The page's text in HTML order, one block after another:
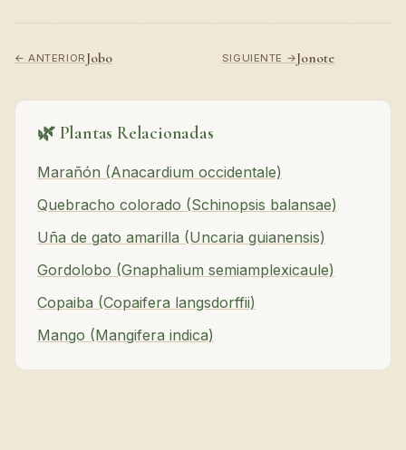
← ANTERIORJobo SIGUIENTE →Jonote
🌿 Plantas Relacionadas
Marañón (Anacardium occidentale)
Quebracho colorado (Schinopsis balansae)
Uña de gato amarilla (Uncaria guianensis)
Gordolobo (Gnaphalium semiamplexicaule)
Copaiba (Copaifera langsdorffii)
Mango (Mangifera indica)